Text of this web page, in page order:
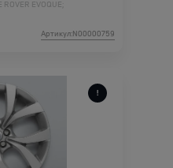
ROVER EVOQUE;
Артикул:N00000759